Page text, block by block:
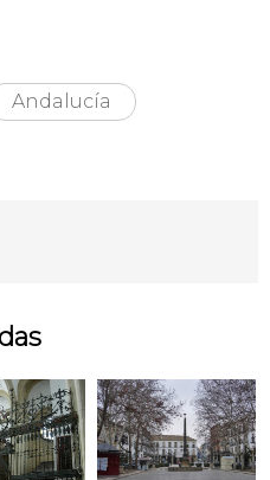
Andalucía